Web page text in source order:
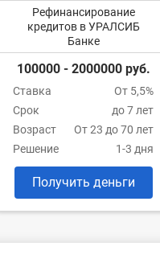
Рефинансирование
кредитов в УРАЛСИБ
Банке
100000 - 2000000 руб.
Ставка
От 5,5%
Срок
до 7 лет
Возраст
От 23 до 70 лет
Решение
1-3 дня
Получить деньги